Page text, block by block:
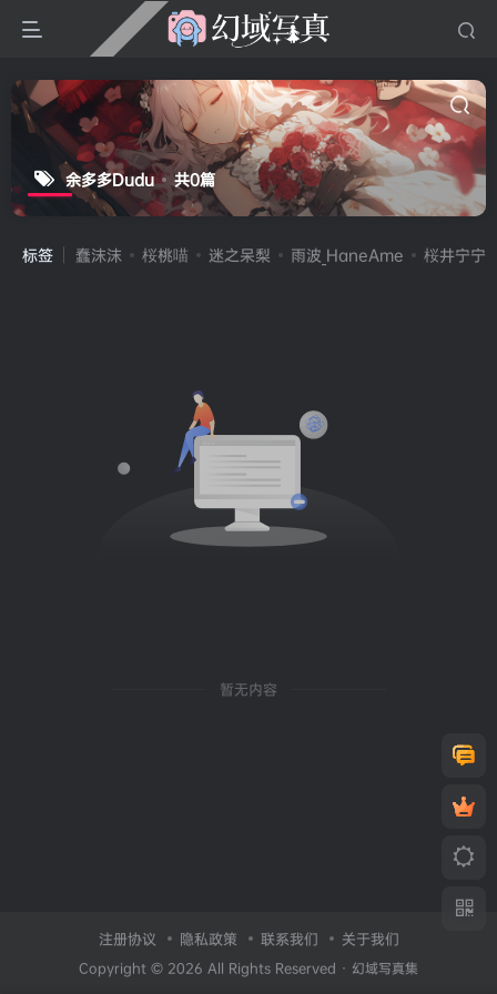
余多多Dudu 共0篇
标签 蠢沫沫 桜桃喵 迷之呆梨 雨波_HaneAme 桜井宁宁(
暂无内容
注册协议 隐私政策 联系我们 关于我们
Copyright © 2026 All Rights Reserved · 幻域写真集